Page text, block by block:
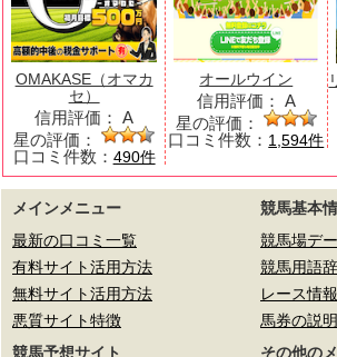
OMAKASE（オマカ
セ）
信用評価： A
星の評価：
口コミ件数： 490件
オールウイン
信用評価： A
星の評価：
口コミ件数： 1,594件
メインメニュー
最新の口コミ一覧
有料サイト活用方法
無料サイト活用方法
悪質サイト特徴
競馬基本
競馬場デ
競馬用語
レース情報
馬券の説明
競馬予想サイト
その他の